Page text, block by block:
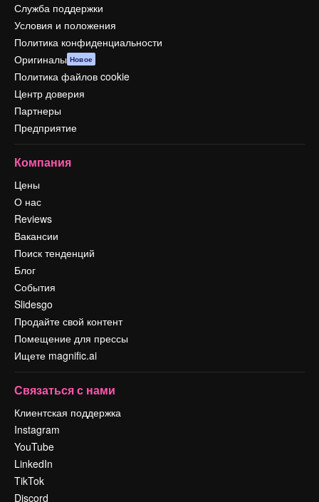
Служба поддержки
Условия и положения
Политика конфиденциальности
Оригиналы Новое
Политика файлов cookie
Центр доверия
Партнеры
Предприятие
Компания
Цены
О нас
Reviews
Вакансии
Поиск тенденций
Блог
События
Slidesgo
Продайте свой контент
Помещение для прессы
Ищете magnific.ai
Связаться с нами
Клиентская поддержка
Instagram
YouTube
LinkedIn
TikTok
Discord